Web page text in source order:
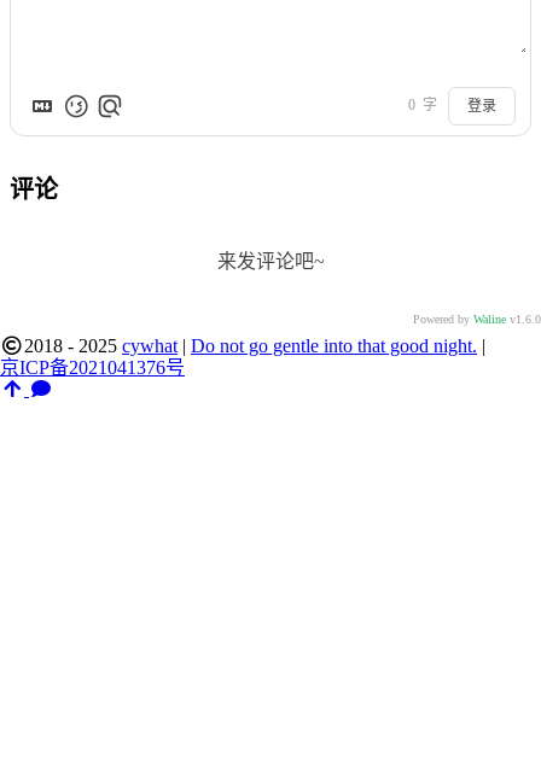
0 字 登录
评论
来发评论吧~
Powered by Waline v1.6.0
2018 - 2025 cywhat | Do not go gentle into that good night. |
京ICP备2021041376号